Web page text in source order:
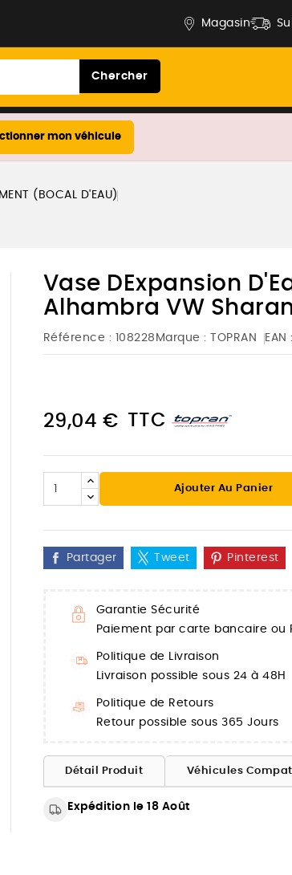
Magasin
Chercher
mon véhicule
(BOCAL D'EAU)
Vase DExpansion
Alhambra VW Sharan
Référence : 108228 Marque : TOPRAN EAN :
29,04 € TTC
Ajouter Au Panier
Partager Tweet Pinterest
Garantie Sécurité
Paiement par carte bancaire ou
Politique de Livraison
Livraison possible sous 24 à 48H
Politique de Retours
Retour possible sous 365 Jours
Détail Produit Véhicules
Expédition le 18 Août